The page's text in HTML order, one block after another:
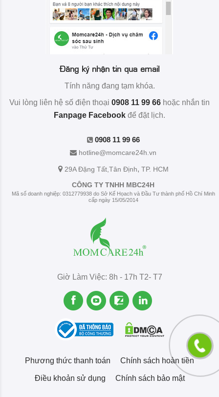
Đăng ký nhận tin qua email
Tính năng đang tạm khóa.
Vui lòng liên hệ số điện thoại 0908 11 99 66 hoặc nhắn tin
Fanpage Facebook để đặt lịch.
0908 11 99 66
hotline@momcare24h.vn
29A Đặng Tất,Tân Định, TP. HCM
CÔNG TY TNHH MBC24H
Mã số doanh nghiệp: 0312779938 do Sở Kế Họach và Đầu Tư thành phố Hồ Chí Minh
cấp ngày 15/05/2014
Giờ Làm Việc: 8h - 17h T2- T7
Phương thức thanh toán Chính sách hoàn tiền
Điều khoản sử dụng Chính sách bảo mật